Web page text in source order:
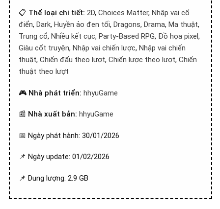
📋 Thể loại chi tiết: 2D, Choices Matter, Nhập vai cổ
điển, Dark, Huyền ảo đen tối, Dragons, Drama, Ma thuật,
Trung cổ, Nhiều kết cục, Party-Based RPG, Đồ họa pixel,
Giàu cốt truyện, Nhập vai chiến lược, Nhập vai chiến
thuật, Chiến đấu theo lượt, Chiến lược theo lượt, Chiến
thuật theo lượt
🎮 Nhà phát triển: hhyuGame
📰 Nhà xuất bản: hhyuGame
📅 Ngày phát hành: 30/01/2026
📌 Ngày update: 01/02/2026
📌 Dung lượng: 2.9 GB